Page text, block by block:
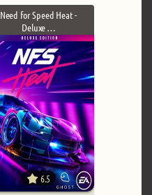
Need for Speed Heat -
Deluxe …
6.5